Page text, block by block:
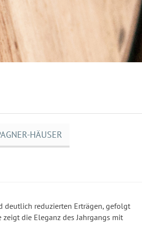
HÄUSER
deutlich reduzierten Erträgen, gefolgt
zeigt die Eleganz des Jahrgangs mit